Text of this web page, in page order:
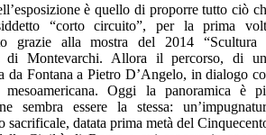
è quello di proporre tutto ciò
“corto circuito”, per la prima
grazie alla mostra del 2014 “Scultura
di Montevarchi. Allora il percorso, di
da Fontana a Pietro D’Angelo, in dialogo
mesoamericana. Oggi la panoramica è
sembra essere la stessa:
sacrificale, datata prima metà del